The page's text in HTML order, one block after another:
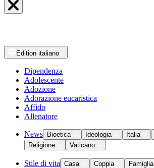
Edition italiano
Dipendenza
Adolescente
Adozione
Adorazione eucaristica
Affido
Allenatore
News Bioetica Ideologia Italia
Religione
Vaticano
Stile di vita Casa Coppia
Famiglia